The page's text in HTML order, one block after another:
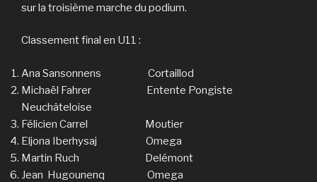
sur la troisième marche du podium.
Classement final en U11 :
Ana Sansonnens Cortaillod
Michaël Fahrer Entente Pongiste
Neuchâteloise
Félicien Carrel Moutier
Eljona Iberhysaj Omega
Martin Ruch Delémont
Jean Hugounenq Omega